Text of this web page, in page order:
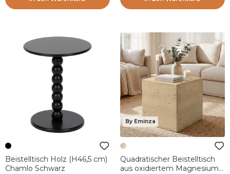
Beistelltisch Holz (H46,5 cm)
Chamlo Schwarz
By Eminza
Quadratischer Beistelltisch
aus oxidiertem Magnesium